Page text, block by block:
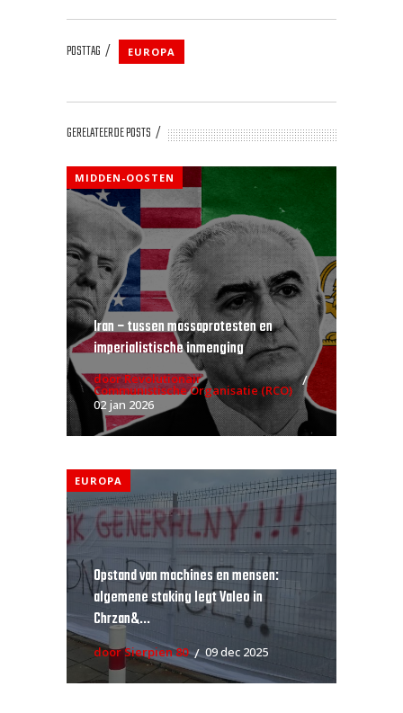
POSTTAG EUROPA
GERELATEERDE POSTS
MIDDEN-OOSTEN
Iran – tussen massaprotesten en
imperialistische inmenging
door Revolutionair
Communistische Organisatie (RCO)
02 jan 2026
EUROPA
Opstand van machines en mensen:
algemene staking legt Valeo in
Chrzan&...
door Sierpien 80 09 dec 2025